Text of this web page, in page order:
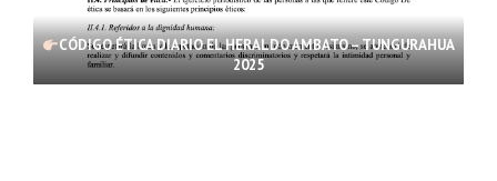
CÓDIGO ÉTICA DIARIO EL HERALDO AMBATO – TUNGURAHUA
2025